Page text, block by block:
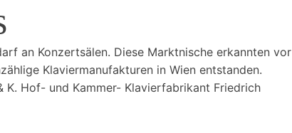
an Konzertsälen. Diese Marktnische erkannten vor
Klaviermanufakturen in Wien entstanden.
K. Hof- und Kammer- Klavierfabrikant Friedrich